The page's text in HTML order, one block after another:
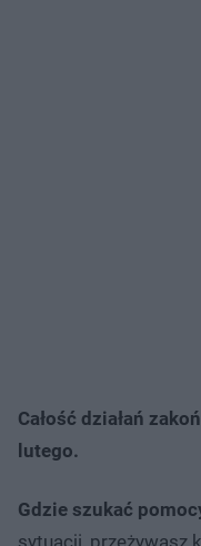
Całość działań
lutego.
Gdzie szukać
sytuacji, przeżywasz